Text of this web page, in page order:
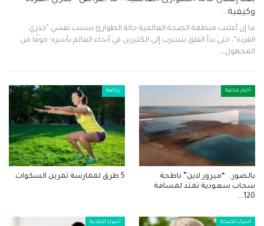
وكيفية…
ما إن أعلنت منظمة الصحة العالمية حالة الطوارئ بسبب تفشي "جدري
القردة"، حتى بدأ القلق يتسرب إلى الكثيرين في أنحاء العالم بأسره؛ خوفًا من
المجهول،…
أخبار محلية
بالصور.. “ميرور لاين” ناطحة
سحاب سعودية تمتد لمسافة
120…
رياضة
5 طرق لممارسة تمرين السكوات
أسرار الصحة أسرار التغذية